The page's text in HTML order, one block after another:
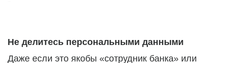
Не делитесь персональными данными
Даже если это якобы «сотрудник банка» или